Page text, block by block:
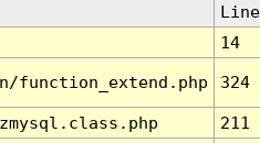
Line
14
function_extend.php 324
211